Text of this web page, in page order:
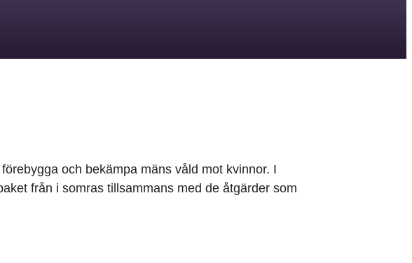
och bekämpa mäns våld mot kvinnor. I
från i somras tillsammans med de åtgärder som